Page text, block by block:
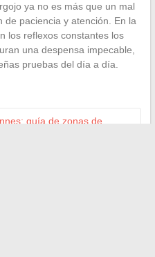
ya no es más que un mal
paciencia y atención. En la
los reflexos constantes los
una despensa impecable,
pruebas del día a día.
guía de zonas de